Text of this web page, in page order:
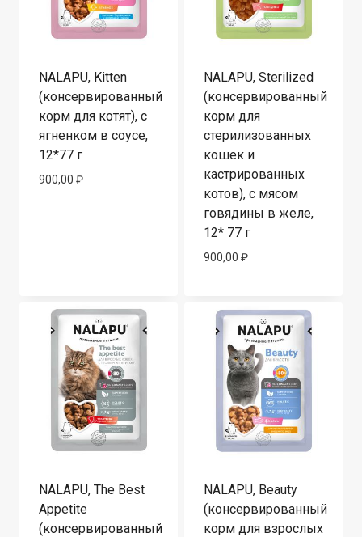
NALAPU, Kitten
(консервированный
корм для котят), с
ягненком в соусе,
12*77 г
900,00 ₽
NALAPU, Sterilized
(консервированный
корм для
стерилизованных
кошек и
кастрированных
котов), с мясом
говядины в желе,
12* 77 г
900,00 ₽
NALAPU, The Best
Appetite
(консервированный
NALAPU, Beauty
(консервированный
корм для взрослых